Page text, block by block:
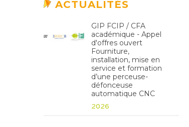
ACTUALITÉS
GIP FCIP / CFA
académique - Appel
d'offres ouvert
Fourniture,
installation, mise en
service et formation
d’une perceuse-
défonceuse
automatique CNC
2026